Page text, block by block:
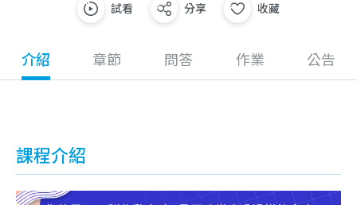
試看 分享 收藏
介紹 章節 問答 作業 公告
課程介紹